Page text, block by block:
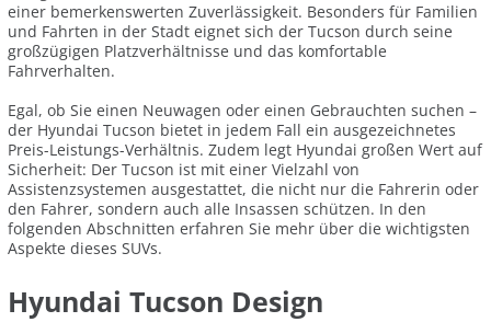
einer bemerkenswerten Zuverlässigkeit. Besonders für Familien
und Fahrten in der Stadt eignet sich der Tucson durch seine
großzügigen Platzverhältnisse und das komfortable
Fahrverhalten.
Egal, ob Sie einen Neuwagen oder einen Gebrauchten suchen –
der Hyundai Tucson bietet in jedem Fall ein ausgezeichnetes
Preis-Leistungs-Verhältnis. Zudem legt Hyundai großen Wert auf
Sicherheit: Der Tucson ist mit einer Vielzahl von
Assistenzsystemen ausgestattet, die nicht nur die Fahrerin oder
den Fahrer, sondern auch alle Insassen schützen. In den
folgenden Abschnitten erfahren Sie mehr über die wichtigsten
Aspekte dieses SUVs.
Hyundai Tucson Design